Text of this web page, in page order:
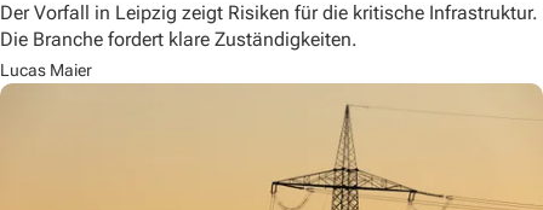
Der Vorfall in Leipzig zeigt Risiken für die kritische Infrastruktur.
Die Branche fordert klare Zuständigkeiten.
Lucas Maier